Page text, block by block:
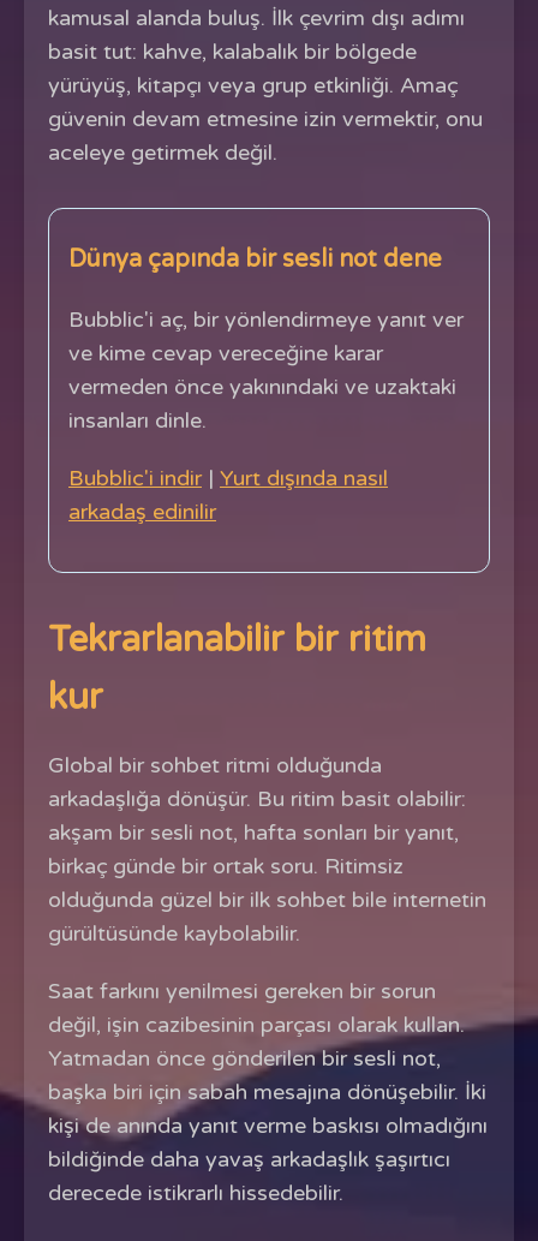
kamusal alanda buluş. İlk çevrim dışı adımı
basit tut: kahve, kalabalık bir bölgede
yürüyüş, kitapçı veya grup etkinliği. Amaç
güvenin devam etmesine izin vermektir, onu
aceleye getirmek değil.
Dünya çapında bir sesli not dene
Bubblic'i aç, bir yönlendirmeye yanıt ver
ve kime cevap vereceğine karar
vermeden önce yakınındaki ve uzaktaki
insanları dinle.
Bubblic'i indir| Yurt dışında nasıl
arkadaş edinilir
Tekrarlanabilir bir ritim
kur
Global bir sohbet ritmi olduğunda
arkadaşlığa dönüşür. Bu ritim basit olabilir:
akşam bir sesli not, hafta sonları bir yanıt,
birkaç günde bir ortak soru. Ritimsiz
olduğunda güzel bir ilk sohbet bile internetin
gürültüsünde kaybolabilir.
Saat farkını yenilmesi gereken bir sorun
değil, işin cazibesinin parçası olarak kullan.
Yatmadan önce gönderilen bir sesli not,
başka biri için sabah mesajına dönüşebilir. İki
kişi de anında yanıt verme baskısı olmadığını
bildiğinde daha yavaş arkadaşlık şaşırtıcı
derecede istikrarlı hissedebilir.